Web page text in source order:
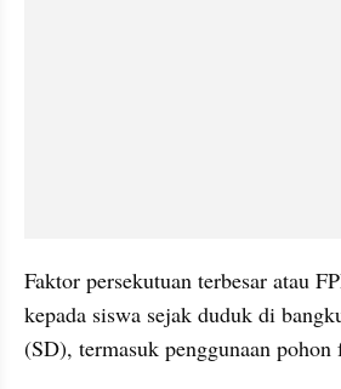
Faktor persekutuan terbesar atau
kepada siswa sejak duduk di
(SD), termasuk penggunaan pohon